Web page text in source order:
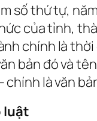
số thứ tự,
của tỉnh,
chính là
bản đó và
chính là văn
luật